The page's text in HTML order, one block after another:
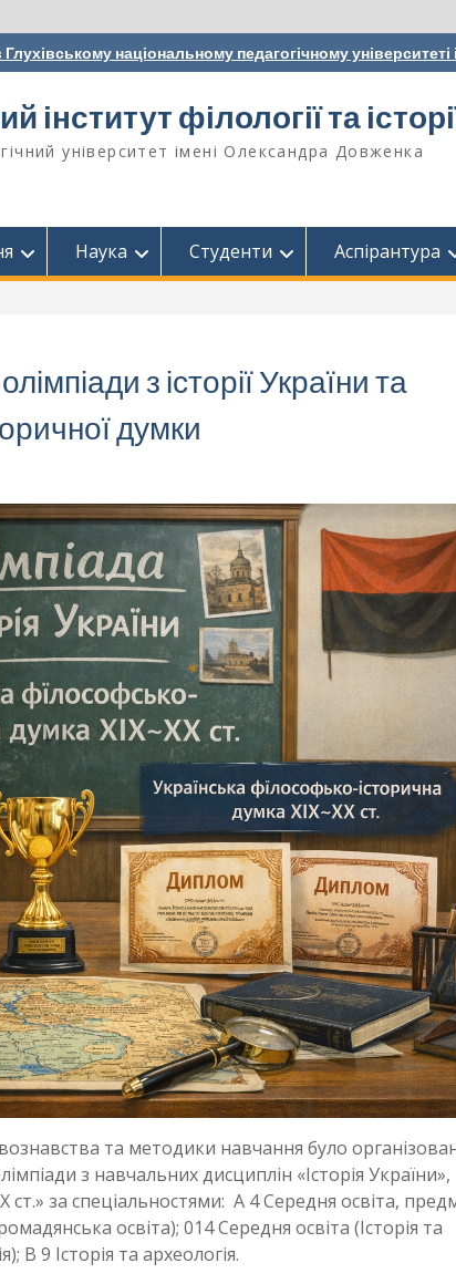
Глухівському національному педагогічному
філології та
університет імені Олександра Довженка
Наука Студенти Аспірантура
з історії України та
думки
та методики навчання було
з навчальних дисциплін «Історія України»,
ст.» за спеціальностями: А 4 Середня освіта,
освіта); 014 Середня освіта (Історія та
В 9 Історія та археологія.